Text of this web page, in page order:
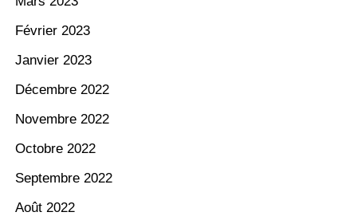
Février 2023
Janvier 2023
Décembre 2022
Novembre 2022
Octobre 2022
Septembre 2022
Août 2022